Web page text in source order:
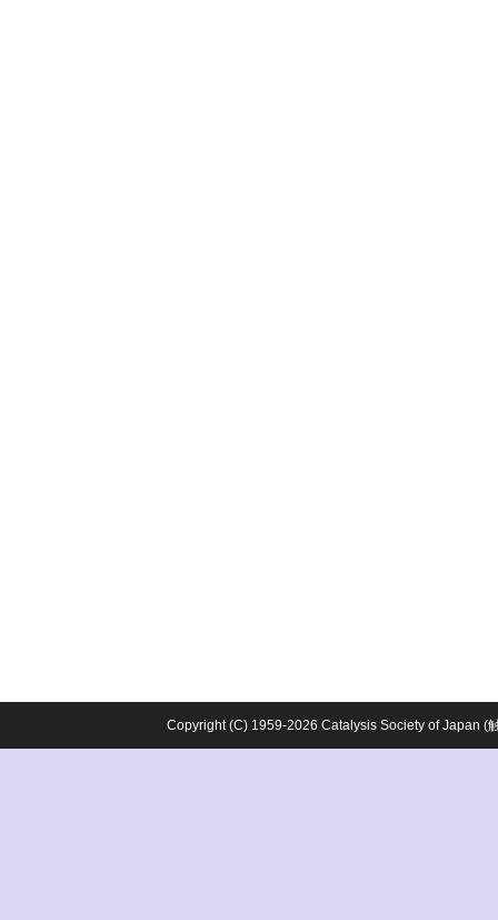
Copyright (C) 1959-2026 Catalysis Society of Japan (